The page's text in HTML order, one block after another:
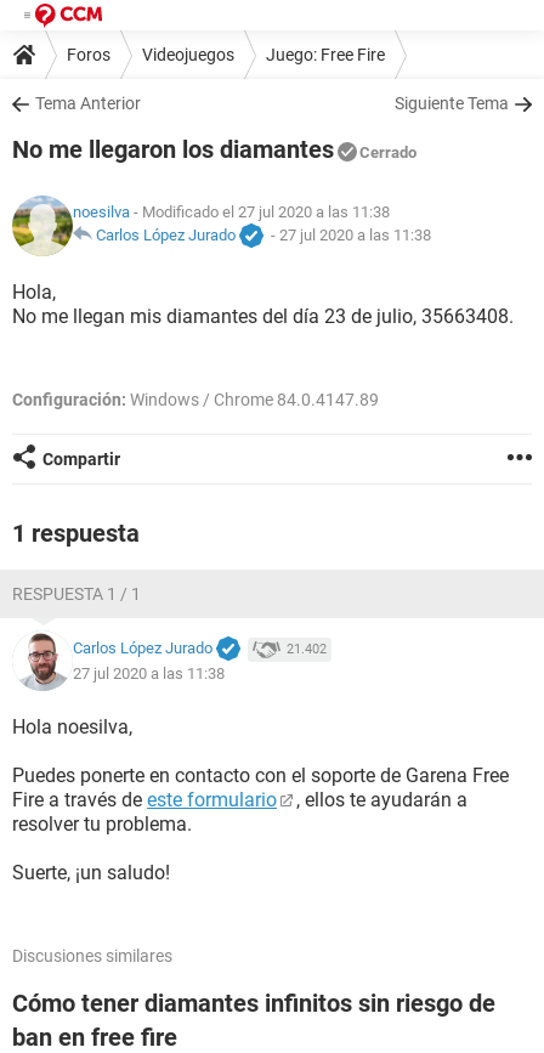
Foros Videojuegos Juego: Free Fire
Tema Anterior Siguiente Tema
No me llegaron los diamantes Cerrado
noesilva - Modificado el 27 jul 2020 a las 11:38
Carlos López Jurado
- 27 jul 2020 a las 11:38
Hola,
No me llegan mis diamantes del día 23 de julio, 35663408.
Configuración: Windows / Chrome 84.0.4147.89
Compartir
1 respuesta
RESPUESTA 1 / 1
Carlos López Jurado 21.402
27 jul 2020 a las 11:38
Hola noesilva,
Puedes ponerte en contacto con el soporte de Garena Free
Fire a través de este formulario
, ellos te ayudarán a
resolver tu problema.
Suerte, ¡un saludo!
Discusiones similares
Cómo tener diamantes infinitos sin riesgo de
ban en free fire